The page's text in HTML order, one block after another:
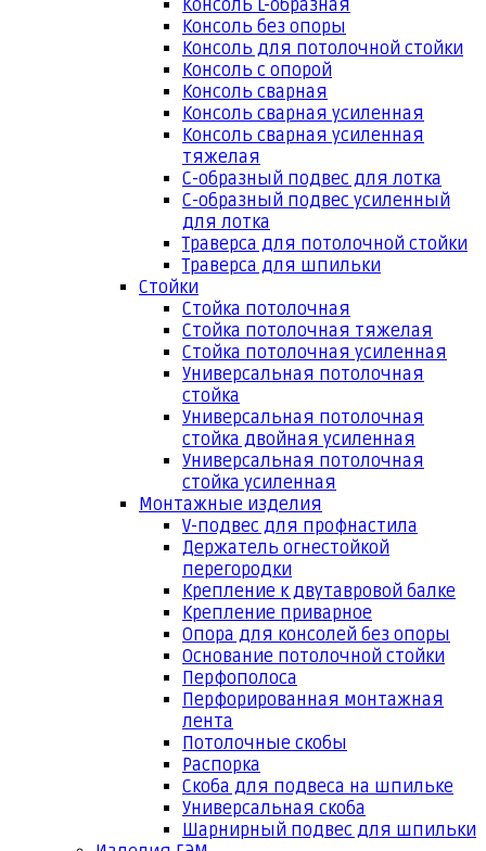
Консоль L-образная
Консоль без опоры
Консоль для потолочной стойки
Консоль с опорой
Консоль сварная
Консоль сварная усиленная
Консоль сварная усиленная
тяжелая
С-образный подвес для лотка
С-образный подвес усиленный
для лотка
Траверса для потолочной стойки
Траверса для шпильки
Стойки
Стойка потолочная
Стойка потолочная тяжелая
Стойка потолочная усиленная
Универсальная потолочная
стойка
Универсальная потолочная
стойка двойная усиленная
Универсальная потолочная
стойка усиленная
Монтажные изделия
V-подвес для профнастила
Держатель огнестойкой
перегородки
Крепление к двутавровой балке
Крепление приварное
Опора для консолей без опоры
Основание потолочной стойки
Перфополоса
Перфорированная монтажная
лента
Потолочные скобы
Распорка
Скоба для подвеса на шпильке
Универсальная скоба
Шарнирный подвес для шпильки